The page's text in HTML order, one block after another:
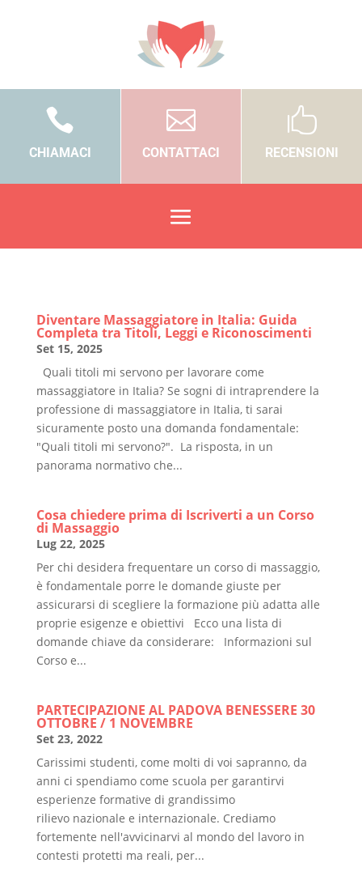

CHIAMACI

CONTATTACI

RECENSIONI
Diventare Massaggiatore in Italia: Guida
Completa tra Titoli, Leggi e Riconoscimenti
Set 15, 2025
Quali titoli mi servono per lavorare come
massaggiatore in Italia? Se sogni di intraprendere la
professione di massaggiatore in Italia, ti sarai
sicuramente posto una domanda fondamentale:
"Quali titoli mi servono?". La risposta, in un
panorama normativo che...
Cosa chiedere prima di Iscriverti a un Corso
di Massaggio
Lug 22, 2025
Per chi desidera frequentare un corso di massaggio,
è fondamentale porre le domande giuste per
assicurarsi di scegliere la formazione più adatta alle
proprie esigenze e obiettivi Ecco una lista di
domande chiave da considerare: Informazioni sul
Corso e...
PARTECIPAZIONE AL PADOVA BENESSERE 30
OTTOBRE / 1 NOVEMBRE
Set 23, 2022
Carissimi studenti, come molti di voi sapranno, da
anni ci spendiamo come scuola per garantirvi
esperienze formative di grandissimo
rilievo nazionale e internazionale. Crediamo
fortemente nell'avvicinarvi al mondo del lavoro in
contesti protetti ma reali, per...